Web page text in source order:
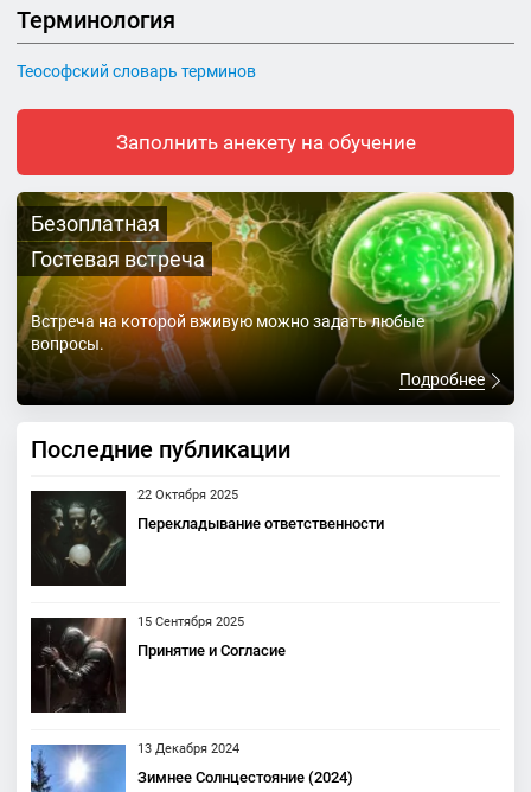
Терминология
Теософский словарь терминов
Заполнить анекету на обучение
Безоплатная
Гостевая встреча
Встреча на которой вживую можно задать любые
вопросы.
Подробнее
Последние публикации
22 Октября 2025
Перекладывание ответственности
15 Сентября 2025
Принятие и Согласие
13 Декабря 2024
Зимнее Солнцестояние (2024)